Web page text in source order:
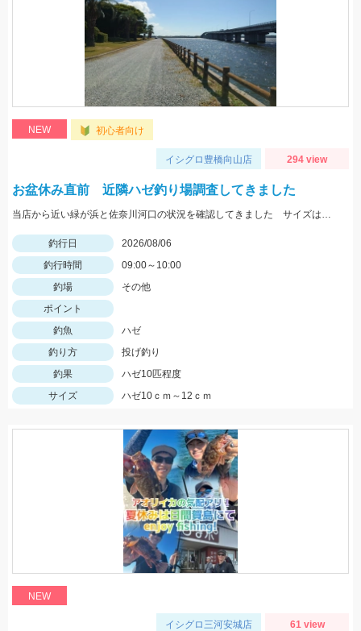
NEW 初心者向け
イシグロ豊橋向山店 294 view
お盆休み直前 近隣ハゼ釣り場調査してきました
当店から近い緑が浜と佐奈川河口の状況を確認してきました サイズはまだ小さめ 針サイズは6号がよさそうです
釣行日
2026/08/06
釣行時間
09:00～10:00
釣場
その他
ポイント
釣魚
ハゼ
釣り方
投げ釣り
釣果
ハゼ10匹程度
サイズ
ハゼ10ｃｍ～12ｃｍ
NEW
イシグロ三河安城店 61 view